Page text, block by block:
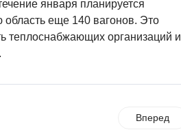
января планируется
область еще 140 вагонов. Это
теплоснабжающих организаций и
Вперед